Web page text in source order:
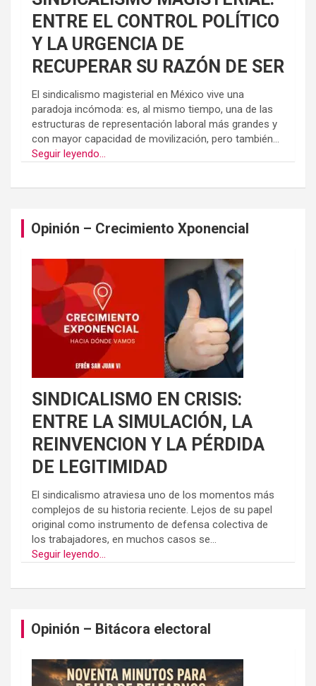
ENTRE EL CONTROL POLÍTICO
Y LA URGENCIA DE
RECUPERAR SU RAZÓN DE SER
El sindicalismo magisterial en México vive una
paradoja incómoda: es, al mismo tiempo, una de las
estructuras de representación laboral más grandes y
con mayor capacidad de movilización, pero también...
Seguir leyendo...
Opinión – Crecimiento Xponencial
SINDICALISMO EN CRISIS:
ENTRE LA SIMULACIÓN, LA
REINVENCION Y LA PÉRDIDA
DE LEGITIMIDAD
El sindicalismo atraviesa uno de los momentos más
complejos de su historia reciente. Lejos de su papel
original como instrumento de defensa colectiva de
los trabajadores, en muchos casos se...
Seguir leyendo...
Opinión – Bitácora electoral